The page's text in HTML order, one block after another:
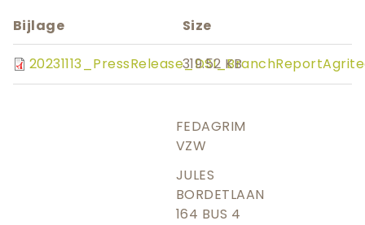
Bijlage Size
319.52 KB
FEDAGRIM
VZW
JULES
BORDETLAAN
164 BUS 4